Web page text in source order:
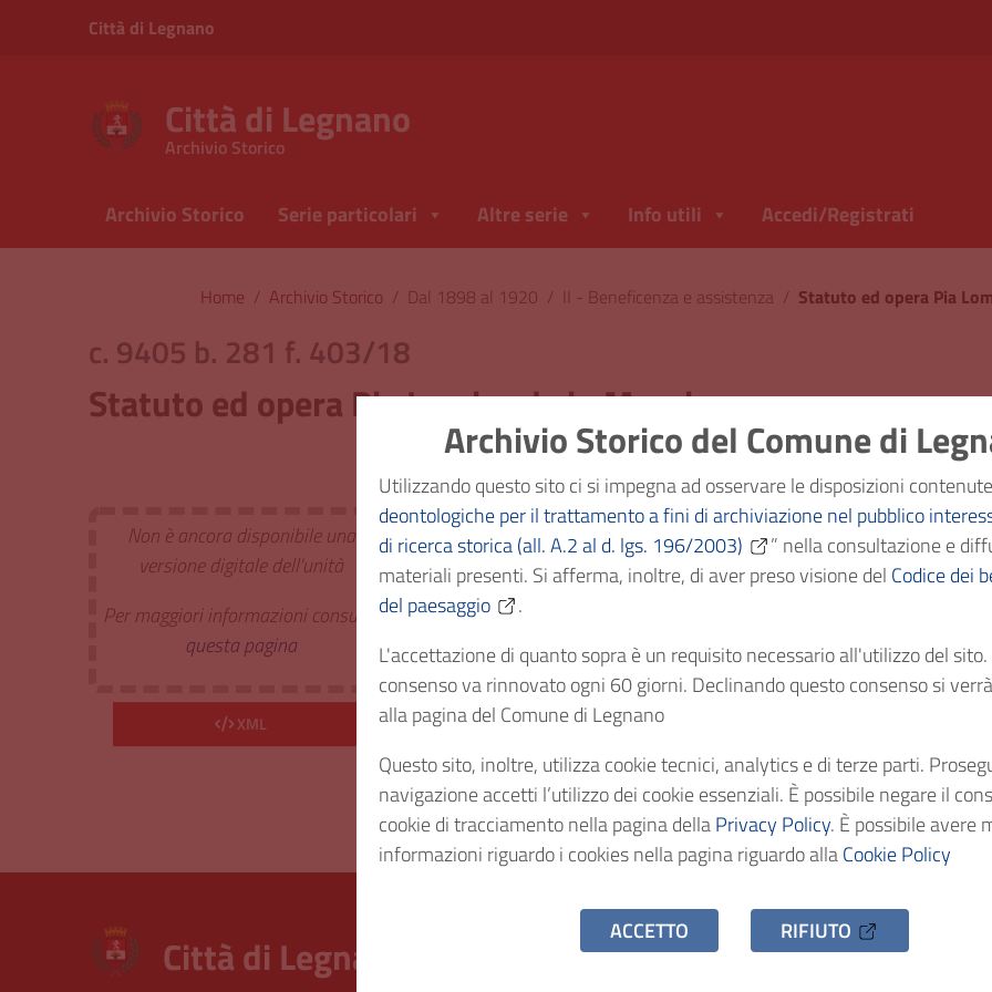
Archivio Storico del Comune di
Utilizzando questo sito ci si impegna ad osservare le disposizioni
deontologiche per il trattamento a fini di archiviazione nel pubblico
di ricerca storica (all. A.2 al d. lgs. 196/2003)
” nella consultazione e
materiali presenti. Si afferma, inoltre, di aver preso visione del Codice dei
del paesaggio
.
L'accettazione di quanto sopra è un requisito necessario all'utilizzo del
consenso va rinnovato ogni 60 giorni. Declinando questo consenso si
alla pagina del Comune di Legnano
Questo sito, inoltre, utilizza cookie tecnici, analytics e di terze parti.
navigazione accetti l’utilizzo dei cookie essenziali. È possibile negare il
cookie di tracciamento nella pagina dellaPrivacy Policy. È possibile avere
informazioni riguardo i cookies nella pagina riguardo allaCookie Policy
ACCETTO RIFIUTO
Vai ai contenuti
Vai al menu di navigazione
Città di Legnano
Città di Legnano
Archivio Storico
Archivio Storico Serie particolari Altre serie Info utili Accedi/Registrati
Home / Archivio Storico / Dal 1898 al 1920 / II - Beneficenza e assistenza / Statuto ed opera Pia
c. 9405 b. 281 f. 403/18
Statuto ed opera Pia Lombarda in Messina
Non è ancora disponibile una
versione digitale dell'unità
Per maggiori informazioni consulta
questa pagina
XML
Classificazione II - Beneficenza e
Estr. Cronologici 1912
Cod. Identificativo
Consistenza 1 fascicolo
Diritto d'accesso Uso pubblico
Città di Legnano – Archivio Storico